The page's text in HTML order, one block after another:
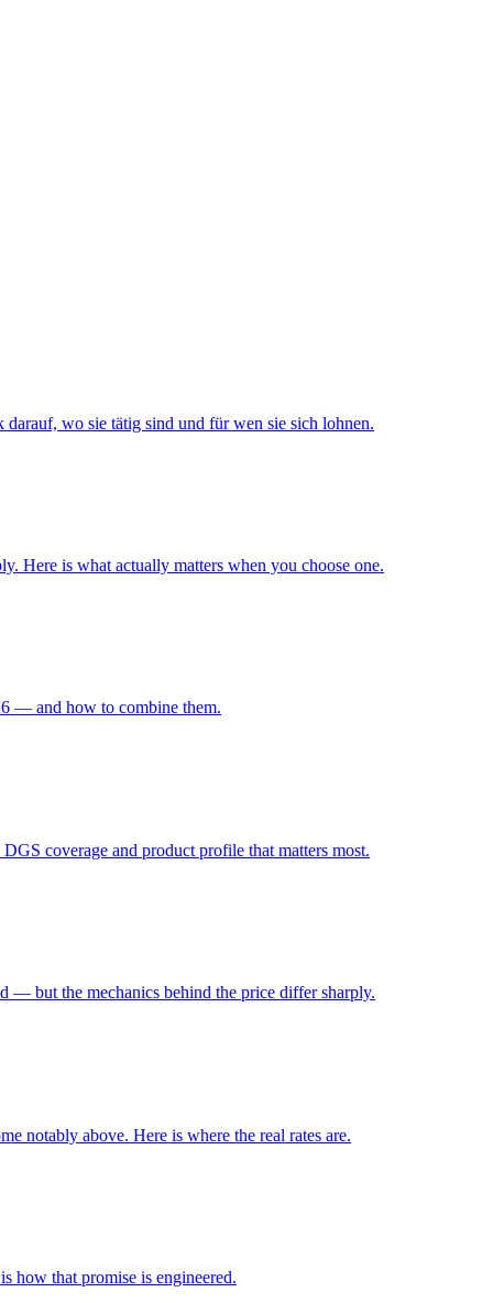
wo sie tätig sind und für wen sie sich lohnen.
Here is what actually matters when you choose one.
— and how to combine them.
coverage and product profile that matters most.
— but the mechanics behind the price differ sharply.
notably above. Here is where the real rates are.
how that promise is engineered.